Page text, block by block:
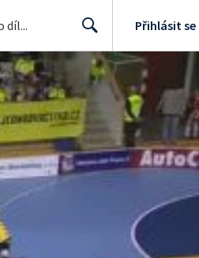
Search
Přihlásit se